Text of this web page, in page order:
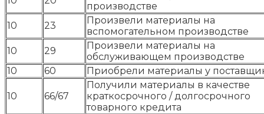
производстве
10
23
Произвели материалы на
вспомогательном производстве
10
29
Произвели материалы на
обслуживающем производстве
10
60 Приобрели материалы у
10 66/67
Получили материалы в качестве
краткосрочного / долгосрочного
товарного кредита